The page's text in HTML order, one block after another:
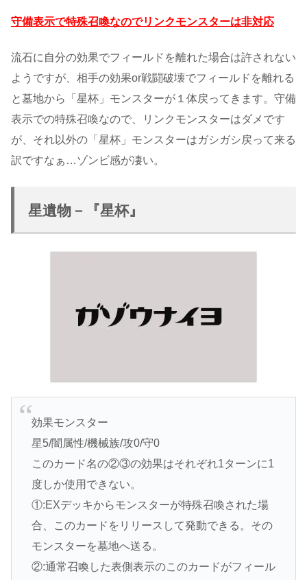
守備表示で特殊召喚なのでリンクモンスターは非対応
流石に自分の効果でフィールドを離れた場合は許されない
ようですが、相手の効果or戦闘破壊でフィールドを離れる
と墓地から「星杯」モンスターが１体戻ってきます。守備
表示での特殊召喚なので、リンクモンスターはダメです
が、それ以外の「星杯」モンスターはガシガシ戻って来る
訳ですなぁ…ゾンビ感が凄い。
星遺物－『星杯』
効果モンスター
星5/闇属性/機械族/攻0/守0
このカード名の②③の効果はそれぞれ1ターンに1
度しか使用できない。
①:EXデッキからモンスターが特殊召喚された場
合、このカードをリリースして発動できる。その
モンスターを墓地へ送る。
②:通常召喚した表側表示のこのカードがフィール